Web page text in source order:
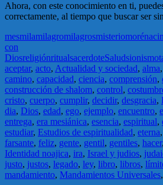
Ahora, con este conocimiento en ti,
correctamente, al tiempo que buscar ser
mesmilamilagromilagrosmisteriomoré
con
DiosreligiónritualsacerdoteSaludsionismo
aceptar, acto, Actualidad y sociedad, alma,
camino, capacidad, ciencia, comprensión,
construcción de shalom, control,
cristo, cuerpo, cumplir, decidir, desgracia,
dia, Dios, edad, ego, ejemplo, encuentro,
entrega, era mesiánica, esencia, espiritual,
estudiar, Estudios de espiritualidad, eterna,
farsante, feliz, gente, gentil, gentiles, hacer,
Identidad noajica, ira, Israel y judios,
justo, justos, legado, ley, libro, libros,
mandamiento, Mandamientos Universales,